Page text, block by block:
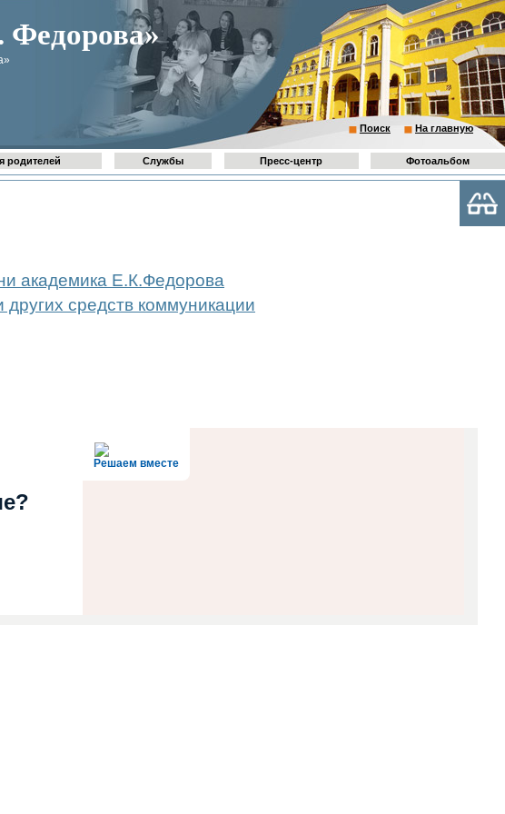
Поиск На главную
академика Е.К.Федорова
средств коммуникации
Решаем вместе
родителей Службы Пресс-центр Фотоальбом